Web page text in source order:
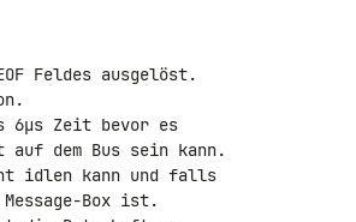
Feldes ausgelöst.
6µs Zeit bevor es
dem Bus sein kann.
idlen kann und falls
Box ist.